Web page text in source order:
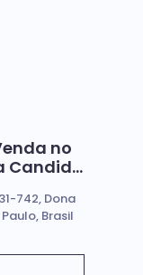
no
Candida
742, Dona
Brasil